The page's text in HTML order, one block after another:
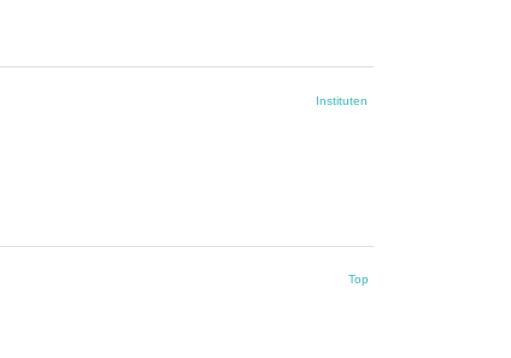
Instituten
Top